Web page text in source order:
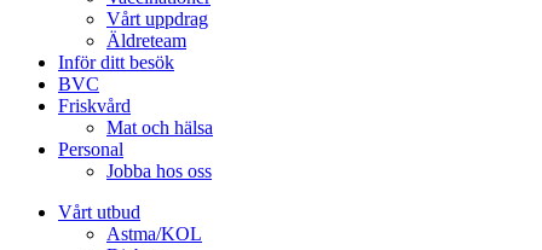
Vårt uppdrag
Äldreteam
Inför ditt besök
BVC
Friskvård
Mat och hälsa
Personal
Jobba hos oss
Vårt utbud
Astma/KOL